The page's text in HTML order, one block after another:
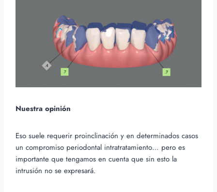
Nuestra opinión
Eso suele requerir proinclinación y en determinados casos
un compromiso periodontal intratratamiento… pero es
importante que tengamos en cuenta que sin esto la
intrusión no se expresará.